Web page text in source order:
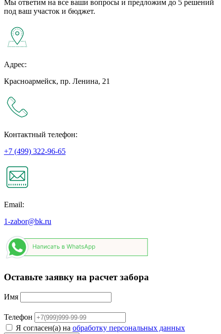
Мы ответим на все ваши вопросы и предложим до 5 решений
под ваш участок и бюджет.
Адрес:
Красноармейск, пр. Ленина, 21
Контактный телефон:
+7 (499) 322-96-65
Email:
1-zabor@bk.ru
Оставьте заявку на расчет забора
Имя
Телефон
Я согласен(а) на обработку персональных данных